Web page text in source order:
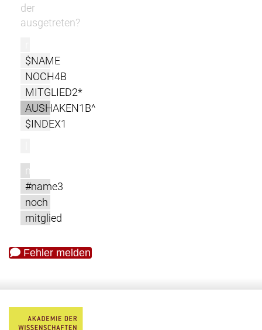
der
ausgetreten?
$NAME
NOCH4B
MITGLIED2*
AUSHAKEN1B^
$INDEX1
m
#name3
noch
mitglied
Fehler melden